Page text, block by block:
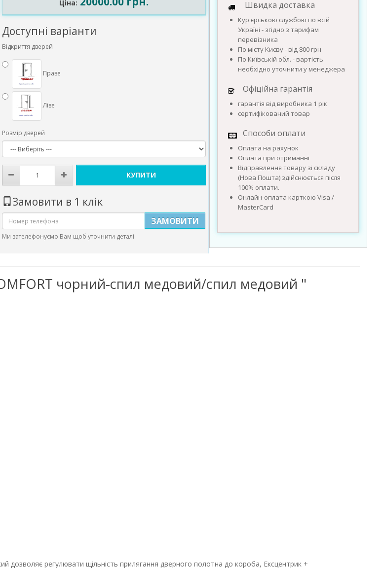
Ціна:
Доступні варіанти
Відкриття дверей
Праве
Ліве
Розмір дверей
КУПИТИ
Замовити в 1 клік
ЗАМОВИТИ
Ми зателефонуємо Вам щоб уточнити деталі
Швидка доставка
Кур'єрською службою по всій
Україні - згідно з тарифам
перевізника
По місту Києву - від 800 грн
По Київській обл. - вартість
необхідно уточнити у менеджера
Офіційна гарантія
гарантія від виробника 1 рік
сертифікований товар
Способи оплати
Оплата на рахунок
Оплата при отриманні
Відправлення товару зі складу
(Нова Пошта) здійснюється після
100% оплати.
Онлайн-оплата карткою Visa /
MasterCard
чорний-спил медовий/спил медовий "
дозволяє регулювати щільність прилягання дверного полотна до короба, Ексцентрик +